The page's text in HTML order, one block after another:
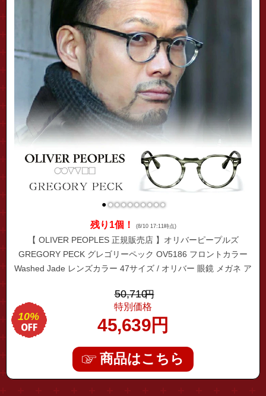
●●●●●●●●●●
残り1個！ (8/10 17:11時点)
【 OLIVER PEOPLES 正規販売店 】オリバーピープルズ
GREGORY PECK グレゴリーペック OV5186 フロントカラー
Washed Jade レンズカラー 47サイズ / オリバー 眼鏡 メガネ ア
50,710円
特別価格
45,639円
10%
商品はこちら